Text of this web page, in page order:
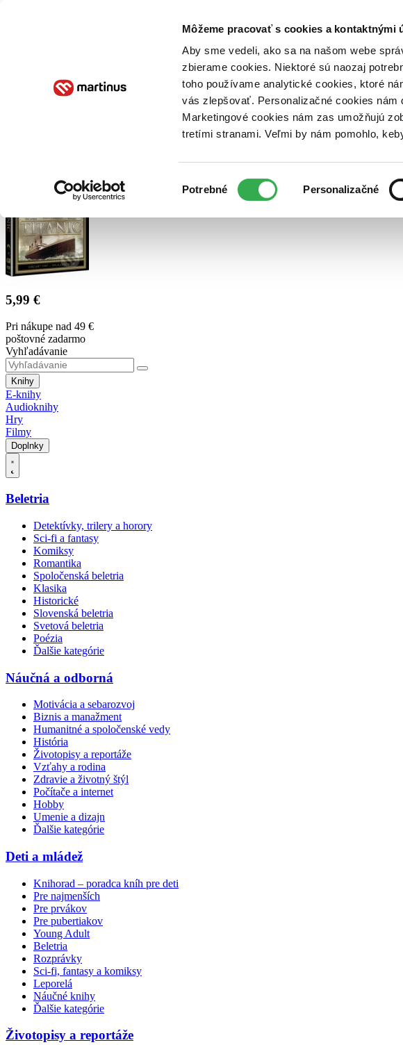
Môžeme pracovať s cookies a kontaktnými
Aby sme vedeli, ako sa na našom webe
zbierame cookies. Niektoré sú naozaj
toho používame analytické cookies, ktoré
vás zlepšovať. Personalizačné cookies
Marketingové cookies nám zas umožňujú
tretími stranami. Veľmi by nám pomohlo,
súhlasu
Potrebné Personalizačné
Poukážky Kontakt
5,99 €
Pri nákupe nad 49 €
poštovné zadarmo
Vyhľadávanie
Knihy
E-knihy
Audioknihy
Hry
Filmy
Doplnky
Beletria
Detektívky, trilery a horory
Sci-fi a fantasy
Komiksy
Romantika
Spoločenská beletria
Klasika
Historické
Slovenská beletria
Svetová beletria
Poézia
Ďalšie kategórie
Náučná a odborná
Motivácia a sebarozvoj
Biznis a manažment
Humanitné a spoločenské vedy
História
Životopisy a reportáže
Vzťahy a rodina
Zdravie a životný štýl
Počítače a internet
Hobby
Umenie a dizajn
Ďalšie kategórie
Deti a mládež
Knihorad – poradca kníh pre deti
Pre najmenších
Pre prvákov
Pre pubertiakov
Young Adult
Beletria
Rozprávky
Sci-fi, fantasy a komiksy
Leporelá
Náučné knihy
Ďalšie kategórie
Životopisy a reportáže